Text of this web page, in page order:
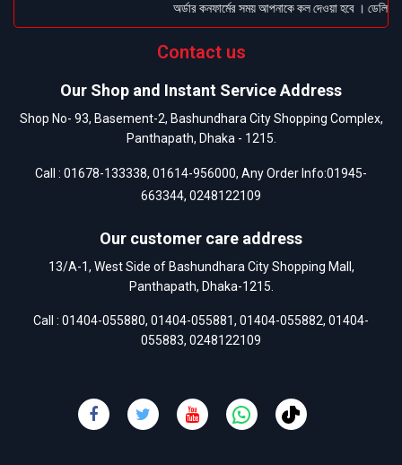
অর্ডার কনফার্মের সময় আপনাকে কল দেওয়া হবে ।
Contact us
Our Shop and Instant Service Address
Shop No- 93, Basement-2, Bashundhara City Shopping Complex,
Panthapath, Dhaka - 1215.
Call : 01678-133338, 01614-956000, Any Order Info:01945-
663344, 0248122109
Our customer care address
13/A-1, West Side of Bashundhara City Shopping Mall,
Panthapath, Dhaka-1215.
Call : 01404-055880, 01404-055881, 01404-055882, 01404-
055883, 0248122109